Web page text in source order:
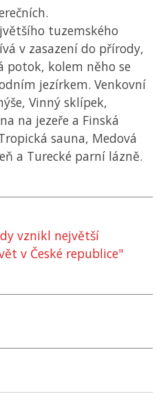
tuzemského
v zasazení do přírody,
potok, kolem něho se
jezírkem. Venkovní
Vinný sklípek,
na jezeře a Finská
sauna, Medová
a Turecké parní lázně.
vznikl největší
v České republice"